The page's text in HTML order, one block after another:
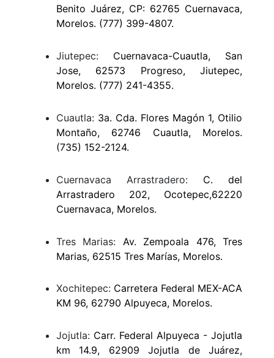
Benito Juárez, CP: 62765 Cuernavaca,
Morelos. (777) 399-4807.
Jiutepec: Cuernavaca-Cuautla, San
Jose, 62573 Progreso, Jiutepec,
Morelos. (777) 241-4355.
Cuautla: 3a. Cda. Flores Magón 1, Otilio
Montaño, 62746 Cuautla, Morelos.
(735) 152-2124.
Cuernavaca Arrastradero: C. del
Arrastradero 202, Ocotepec,62220
Cuernavaca, Morelos.
Tres Marias: Av. Zempoala 476, Tres
Marias, 62515 Tres Marías, Morelos.
Xochitepec: Carretera Federal MEX-ACA
KM 96, 62790 Alpuyeca, Morelos.
Jojutla: Carr. Federal Alpuyeca - Jojutla
km 14.9, 62909 Jojutla de Juárez,